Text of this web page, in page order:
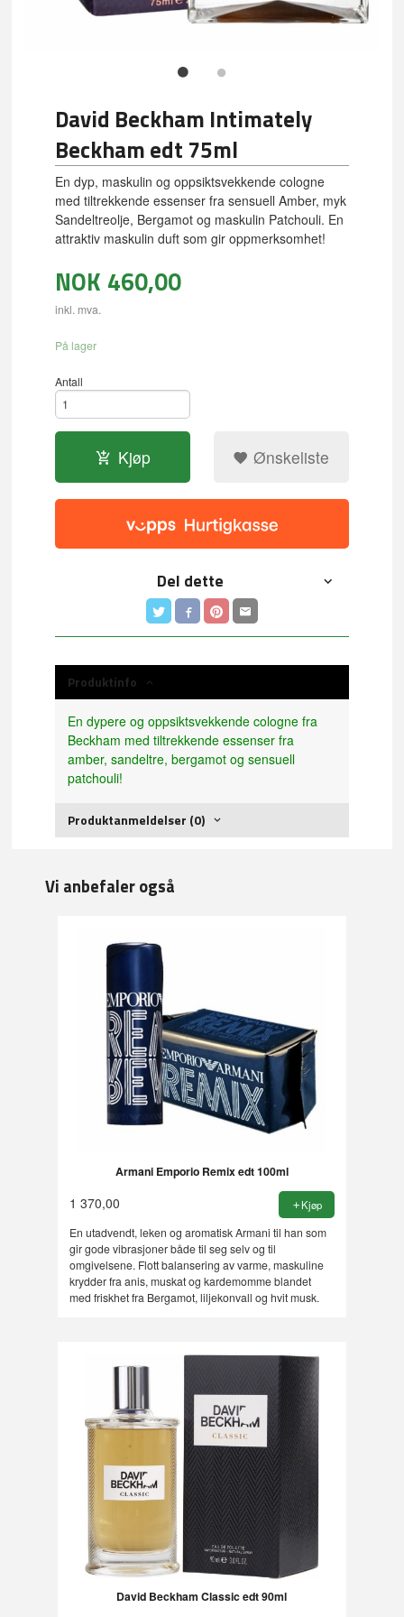
David Beckham Intimately
Beckham edt 75ml
En dyp, maskulin og oppsiktsvekkende cologne
med tiltrekkende essenser fra sensuell Amber, myk
Sandeltreolje, Bergamot og maskulin Patchouli. En
attraktiv maskulin duft som gir oppmerksomhet!
NOK 460,00
inkl. mva.
På lager
Antall
Kjøp Ønskeliste
Del dette
Produktinfo
En dypere og oppsiktsvekkende cologne fra
Beckham med tiltrekkende essenser fra
amber, sandeltre, bergamot og sensuell
patchouli!
Produktanmeldelser (0)
Vi anbefaler også
Armani Emporio Remix edt 100ml
1 370,00 Kjøp
En utadvendt, leken og aromatisk Armani til han som
gir gode vibrasjoner både til seg selv og til
omgivelsene. Flott balansering av varme, maskuline
krydder fra anis, muskat og kardemomme blandet
med friskhet fra Bergamot, liljekonvall og hvit musk.
David Beckham Classic edt 90ml